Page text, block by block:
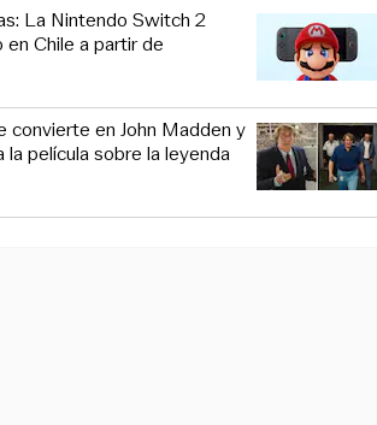
La Nintendo Switch 2
Chile a partir de
convierte en John Madden y
la película sobre la leyenda